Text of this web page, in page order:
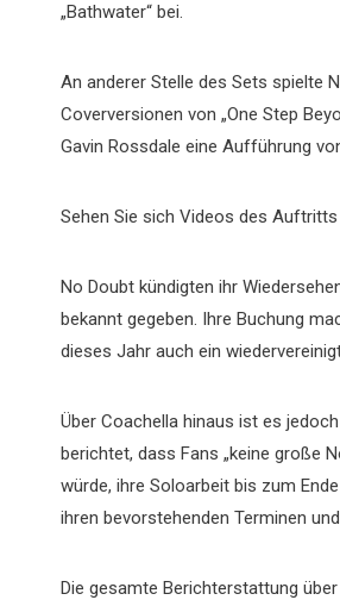
„Bathwater“ bei.
An anderer Stelle des Sets spielte
Coverversionen von „One Step
Gavin Rossdale eine Aufführung
Sehen Sie sich Videos des
No Doubt kündigten ihr
bekannt gegeben. Ihre Buchung
dieses Jahr auch ein
Über Coachella hinaus ist es
berichtet, dass Fans „keine große
würde, ihre Soloarbeit bis zum
ihren bevorstehenden Terminen
Die gesamte Berichterstattung